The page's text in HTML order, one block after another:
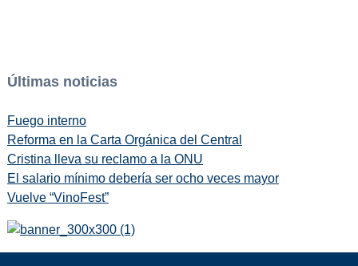
Últimas noticias
Fuego interno
Reforma en la Carta Orgánica del Central
Cristina lleva su reclamo a la ONU
El salario mínimo debería ser ocho veces mayor
Vuelve “VinoFest”